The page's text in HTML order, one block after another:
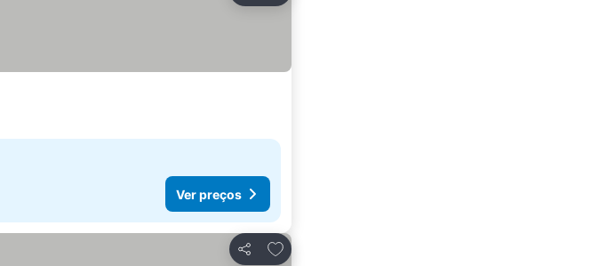
Ver preços
Partilhar
Adicionar aos favoritos